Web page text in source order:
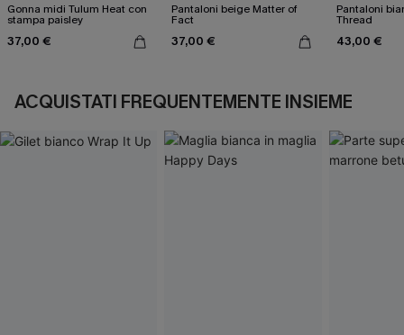
Gonna midi Tulum Heat con
stampa paisley
37,00 €
Pantaloni beige Matter of
Fact
37,00 €
Pantaloni
Thread
43,00 €
ACQUISTATI FREQUENTEMENTE INSIEME